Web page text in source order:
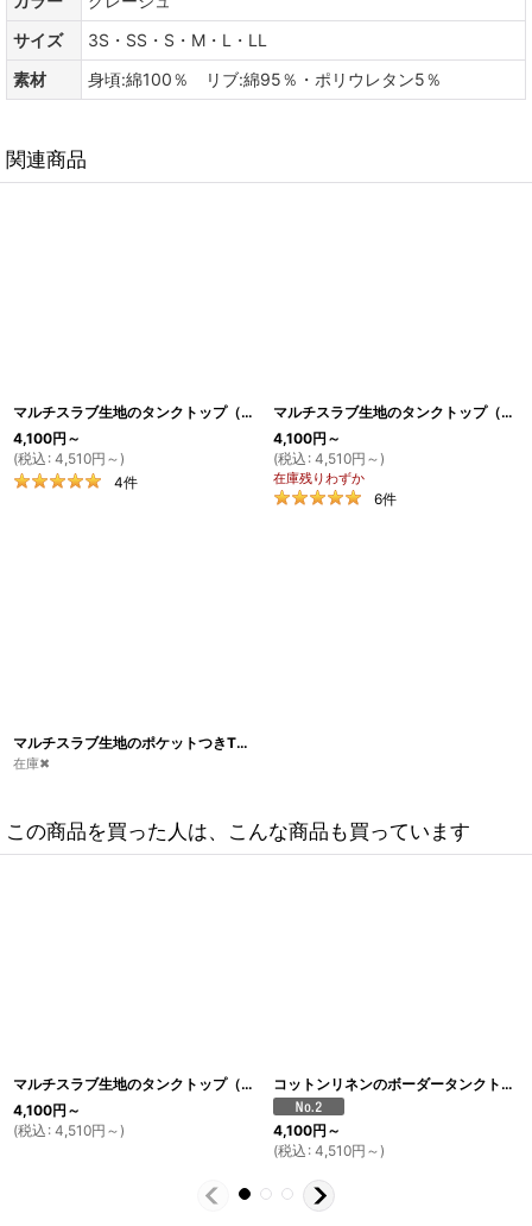
サイズ
3S・SS・S・M・L・LL
素材
身頃:綿100％ リブ:綿95％・ポリウレタン5％
関連商品
マルチスラブ生地のタンクトップ（生成り） [TA16]
4,100円 ～
(税込 : 4,510円 ～)
4件
マルチスラブ生地のタンクトップ（スモークブルー）
4,100円 ～
(税込 : 4,510円 ～)
在庫残りわずか
6件
マルチスラブ生地のポケットつきTシャツ（グレージュ）
在庫✖
この商品を買った人は、こんな商品も買っています
マルチスラブ生地のタンクトップ（生成り） [TA16]
4,100円 ～
(税込 : 4,510円 ～)
コットンリネンのボーダータンクトップ（生成り×ホワイトボーダー）
4,100円 ～
(税込 : 4,510円 ～)